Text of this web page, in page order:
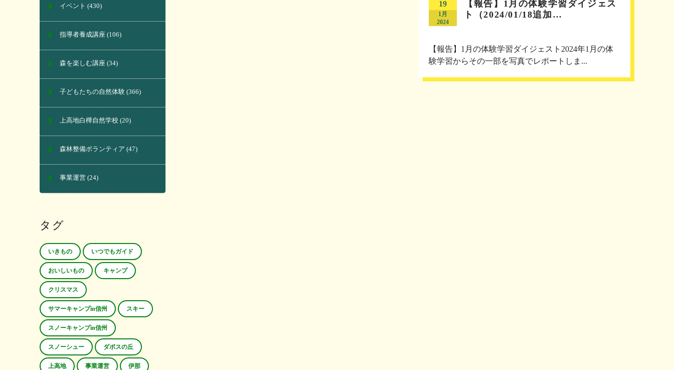
19
1月
2024
【報告】1月の体験学習ダイジェス
ト（2024/01/18追加…
【報告】1月の体験学習ダイジェスト2024年1月の体
験学習からその一部を写真でレポートしま...
イベント (430)
指導者養成講座 (106)
森を楽しむ講座 (34)
子どもたちの自然体験 (366)
上高地白樺自然学校 (20)
森林整備ボランティア (47)
事業運営 (24)
タグ
いきもの いつでもガイド
おいしいもの キャンプ
クリスマス
サマーキャンプin信州 スキー
スノーキャンプin信州
スノーシュー ダボスの丘
上高地 事業運営 伊那